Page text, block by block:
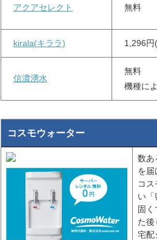
アクアセレクト 無料
kirala(キララ) 1,296円
信濃湧水
無料
機種に
コスモウォーター
数あ
を届
コ
い「
固
た後
宅配